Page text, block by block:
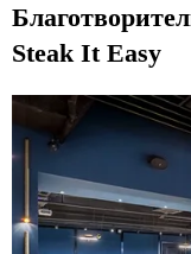
Steak It Easy